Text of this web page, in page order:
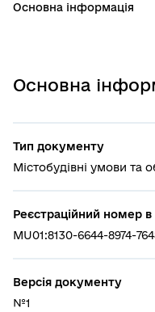
Основна
Тип документу
Містобудівні умови та
Реєстраційний номер
MU01:8130-6644-8974-
Версія документу
№1
Основна інформація